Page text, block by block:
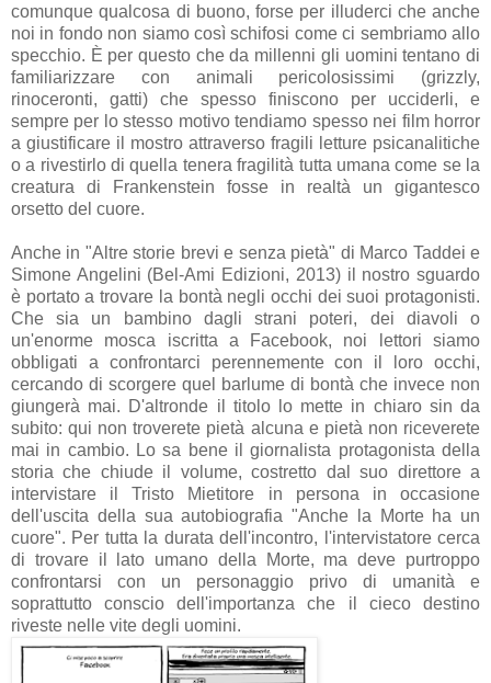
comunque qualcosa di buono, forse per illuderci che anche
noi in fondo non siamo così schifosi come ci sembriamo allo
specchio. È per questo che da millenni gli uomini tentano di
familiarizzare con animali pericolosissimi (grizzly,
rinoceronti, gatti) che spesso finiscono per ucciderli, e
sempre per lo stesso motivo tendiamo spesso nei film horror
a giustificare il mostro attraverso fragili letture psicanalitiche
o a rivestirlo di quella tenera fragilità tutta umana come se la
creatura di Frankenstein fosse in realtà un gigantesco
orsetto del cuore.
Anche in "Altre storie brevi e senza pietà" di Marco Taddei e
Simone Angelini (Bel-Ami Edizioni, 2013) il nostro sguardo
è portato a trovare la bontà negli occhi dei suoi protagonisti.
Che sia un bambino dagli strani poteri, dei diavoli o
un'enorme mosca iscritta a Facebook, noi lettori siamo
obbligati a confrontarci perennemente con il loro occhi,
cercando di scorgere quel barlume di bontà che invece non
giungerà mai. D'altronde il titolo lo mette in chiaro sin da
subito: qui non troverete pietà alcuna e pietà non riceverete
mai in cambio. Lo sa bene il giornalista protagonista della
storia che chiude il volume, costretto dal suo direttore a
intervistare il Tristo Mietitore in persona in occasione
dell'uscita della sua autobiografia "Anche la Morte ha un
cuore". Per tutta la durata dell'incontro, l'intervistatore cerca
di trovare il lato umano della Morte, ma deve purtroppo
confrontarsi con un personaggio privo di umanità e
soprattutto conscio dell'importanza che il cieco destino
riveste nelle vite degli uomini.